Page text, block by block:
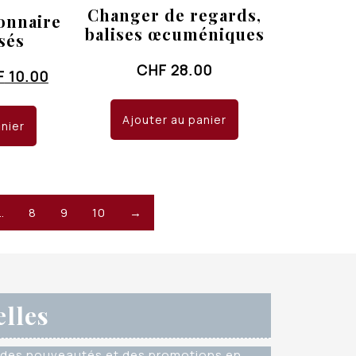
10.00Le
Changer de regards,
balises œcuméniques
CHF 28.00
Ajouter au panier
8 9 10 →